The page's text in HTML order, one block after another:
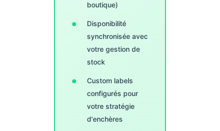
boutique)
Disponibilité
synchronisée avec
votre gestion de
stock
Custom labels
configurés pour
votre stratégie
d'enchères